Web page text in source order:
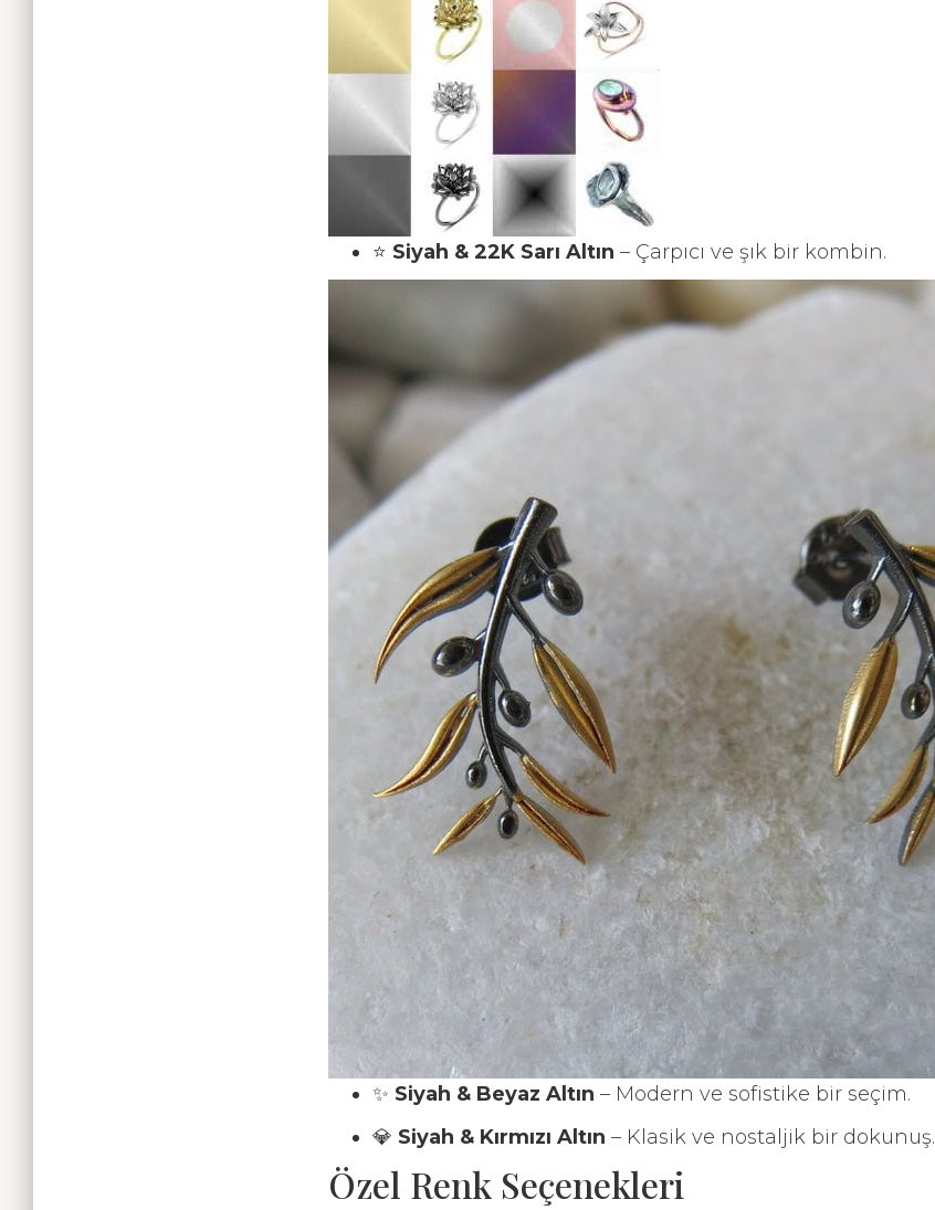
⭐ Siyah & 22K Sarı Altın – Çarpıcı ve şık bir kombin.
✨ Siyah & Beyaz Altın – Modern ve sofistike bir seçim.
💎 Siyah & Kırmızı Altın – Klasik ve nostaljik bir dokunuş.
Özel Renk Seçenekleri